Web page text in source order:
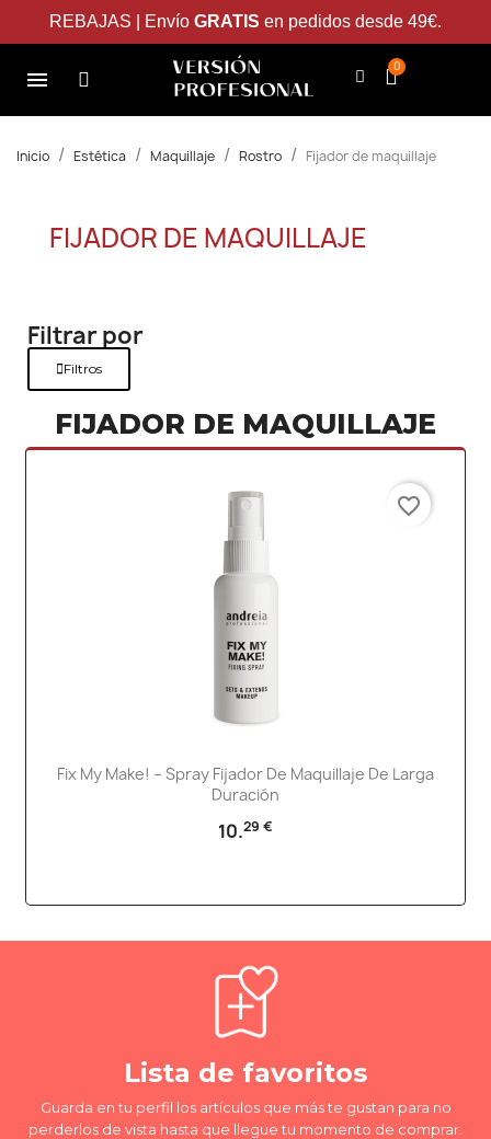
REBAJAS | Envío GRATIS en pedidos desde 49€.
Inicio Estética Maquillaje Rostro Fijador de maquillaje
FIJADOR DE MAQUILLAJE
Filtrar por
Filtros
FIJADOR DE MAQUILLAJE
Fix My Make! – Spray Fijador De Maquillaje De Larga
Duración
10.29 €
favorite_border
Lista de favoritos
Guarda en tu perfil los artículos que más te gustan para no
perderlos de vista hasta que llegue tu momento de comprar.